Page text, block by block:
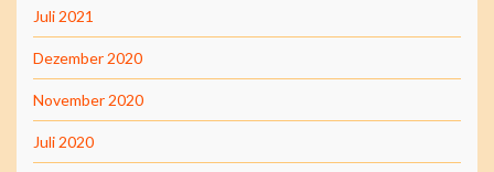
Juli 2021
Dezember 2020
November 2020
Juli 2020